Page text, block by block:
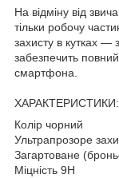
На відміну від
тільки робочу
захисту в кутках —
забезпечить
смартфона.
ХАРАКТЕРИСТИКИ:
Колір чорний
Ультрапрозоре
Загартоване
Міцність 9H